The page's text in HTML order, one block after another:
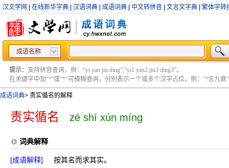
汉文学网 在线新华字典 汉语词典 成语词典 中文转拼音 文言文字典 繁体字转
成语名称
提示： 支持拼音查询，例：“yi yan jiu ding”;“yi1 yan2 jiu3 ding3”。
在关键字中加“?”或“*”可模糊查询，分别表示一个或多个汉字占位，例：“?言九鼎”
成语词典> 责实循名的解释
责实循名 zé shí xún míng
词典解释
[成语解释]
按其名而求其实。